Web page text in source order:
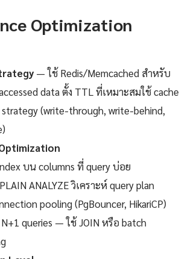
Optimization
— ใช้ Redis/Memcached สำหรับ
data ตั้ง TTL ที่เหมาะสมใช้ cache
strategy (write-through, write-behind,
บน columns ที่ query บ่อย
ANALYZE วิเคราะห์ query plan
pooling (PgBouncer, HikariCP)
queries — ใช้ JOIN หรือ batch